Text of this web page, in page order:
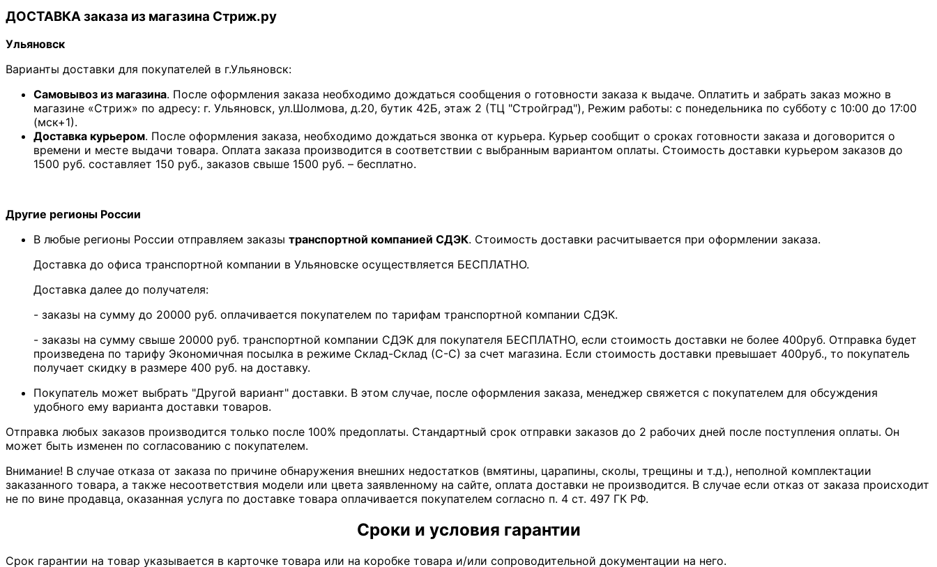
ДОСТАВКА заказа из магазина Стриж.ру
Ульяновск
Варианты доставки для покупателей в г.Ульяновск:
Самовывоз из магазина. После оформления заказа необходимо дождаться сообщения о готовности заказа к выдаче. Оплатить и забрать заказ можно в
магазине «Стриж» по адресу: г. Ульяновск, ул.Шолмова, д.20, бутик 42Б, этаж 2 (ТЦ "Стройград"), Режим работы: с понедельника по субботу с 10:00 до 17:00
(мск+1).
Доставка курьером. После оформления заказа, необходимо дождаться звонка от курьера. Курьер сообщит о сроках готовности заказа и договорится о
времени и месте выдачи товара. Оплата заказа производится в соответствии с выбранным вариантом оплаты. Стоимость доставки курьером заказов до
1500 руб. составляет 150 руб., заказов свыше 1500 руб. – бесплатно.
Другие регионы России
В любые регионы России отправляем заказы транспортной компанией СДЭК. Стоимость доставки расчитывается при оформлении заказа.
Доставка до офиса транспортной компании в Ульяновске осуществляется БЕСПЛАТНО.
Доставка далее до получателя:
- заказы на сумму до 20000 руб. оплачивается покупателем по тарифам транспортной компании СДЭК.
- заказы на сумму свыше 20000 руб. транспортной компании СДЭК для покупателя БЕСПЛАТНО, если стоимость доставки не более 400руб. Отправка будет
произведена по тарифу Экономичная посылка в режиме Склад-Склад (С-С) за счет магазина. Если стоимость доставки превышает 400руб., то покупатель
получает скидку в размере 400 руб. на доставку.
Покупатель может выбрать "Другой вариант" доставки. В этом случае, после оформления заказа, менеджер свяжется с покупателем для обсуждения
удобного ему варианта доставки товаров.
Отправка любых заказов производится только после 100% предоплаты. Стандартный срок отправки заказов до 2 рабочих дней после поступления оплаты. Он
может быть изменен по согласованию с покупателем.
Внимание! В случае отказа от заказа по причине обнаружения внешних недостатков (вмятины, царапины, сколы, трещины и т.д.), неполной комплектации
заказанного товара, а также несоответствия модели или цвета заявленному на сайте, оплата доставки не производится. В случае если отказ от заказа происходит
не по вине продавца, оказанная услуга по доставке товара оплачивается покупателем согласно п. 4 ст. 497 ГК РФ.
Сроки и условия гарантии
Срок гарантии на товар указывается в карточке товара или на коробке товара и/или сопроводительной документации на него.